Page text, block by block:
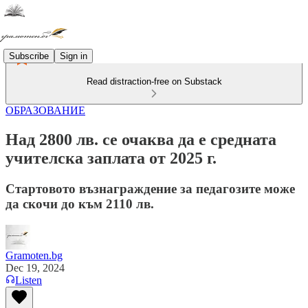
Subscribe Sign in
Read distraction-free on Substack
ОБРАЗОВАНИЕ
Над 2800 лв. се очаква да е средната
учителска заплата от 2025 г.
Стартовото възнаграждение за педагозите може
да скочи до към 2110 лв.
Gramoten.bg
Dec 19, 2024
Listen